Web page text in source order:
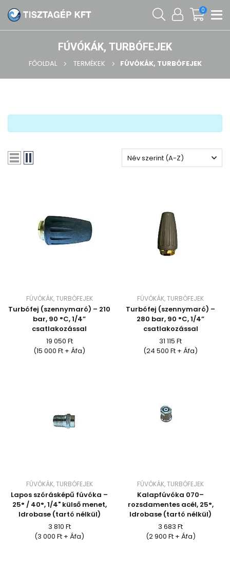
0
FÚVÓKÁK, TURBÓFEJEK
FŐOLDAL TERMÉKEK FÚVÓKÁK, TURBÓFEJEK
FÚVÓKÁK, TURBÓFEJEK
Turbófej (szennymaró) – 210
bar, 90 °C, 1/4”
csatlakozással
19 050 Ft
(15 000 Ft + Áfa)
FÚVÓKÁK, TURBÓFEJEK
Turbófej (szennymaró) –
280 bar, 90 °C, 1/4”
csatlakozással
31 115 Ft
(24 500 Ft + Áfa)
FÚVÓKÁK, TURBÓFEJEK
Lapos szórásképű fúvóka –
25° / 40°, 1/4" külső menet,
Idrobase (tartó nélkül)
3 810 Ft
(3 000 Ft + Áfa)
FÚVÓKÁK, TURBÓFEJEK
Kalapfúvóka 070–
rozsdamentes acél, 25°,
Idrobase (tartó nélkül)
3 683 Ft
(2 900 Ft + Áfa)